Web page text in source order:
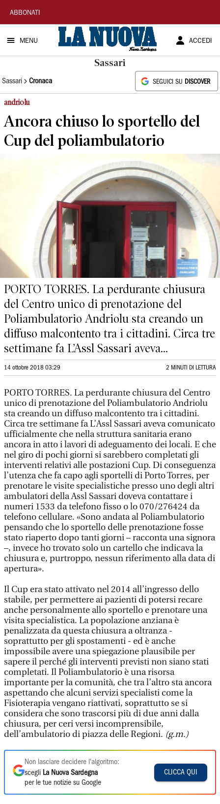
La
Nuova
Sardegna
ABBONATI
MENU ACCEDI
Sassari
Sassari Cronaca SEGUICI SU DISCOVER
andriolu
Ancora chiuso lo sportello del
Cup del poliambulatorio
PORTO TORRES. La perdurante chiusura
del Centro unico di prenotazione del
Poliambulatorio Andriolu sta creando un
diffuso malcontento tra i cittadini. Circa tre
settimane fa L’Assl Sassari aveva...
14 ottobre 2018 03:29 2 MINUTI DI LETTURA
PORTO TORRES. La perdurante chiusura del Centro
unico di prenotazione del Poliambulatorio Andriolu
sta creando un diffuso malcontento tra i cittadini.
Circa tre settimane fa L’Assl Sassari aveva comunicato
ufficialmente che nella struttura sanitaria erano
ancora in atto i lavori di adeguamento dei locali. E che
nel giro di pochi giorni si sarebbero completati gli
interventi relativi alle postazioni Cup. Di conseguenza
l’utenza che fa capo agli sportelli di Porto Torres, per
prenotare le visite specialistiche presso uno degli altri
ambulatori della Assl Sassari doveva contattare i
numeri 1533 da telefono fisso o lo 070/276424 da
telefono cellulare. «Sono andata al Poliambulatorio
pensando che lo sportello delle prenotazione fosse
stato riaperto dopo tanti giorni – racconta una signora
–, invece ho trovato solo un cartello che indicava la
chiusura e, purtroppo, nessun riferimento alla data di
apertura».
Il Cup era stato attivato nel 2014 all’ingresso dello
stabile, per permettere ai pazienti di potersi recare
anche personalmente allo sportello e prenotare una
visita specialistica. La popolazione anziana è
penalizzata da questa chiusura a oltranza -
soprattutto per gli spostamenti - ed è anche
impossibile avere una spiegazione plausibile per
sapere il perché gli interventi previsti non siano stati
completati. Il Poliambulatorio è una risorsa
importante per la comunità, che tra l’altro sta ancora
aspettando che alcuni servizi specialisti come la
Fisioterapia vengano riattivati, soprattutto se si
considera che sono trascorsi più di due anni dalla
chiusura, per ceri versi incomprensibile,
dell’ambulatorio di piazza delle Regioni. (g.m.)
Non lasciare decidere l'algoritmo:
scegli La Nuova Sardegna
per le tue notizie su Google
CLICCA QUI